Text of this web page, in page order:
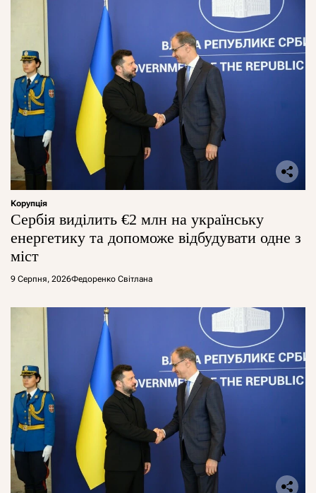
Корупція
Сербія виділить €2 млн на українську
енергетику та допоможе відбудувати одне з
міст
9 Серпня, 2026Федоренко Світлана